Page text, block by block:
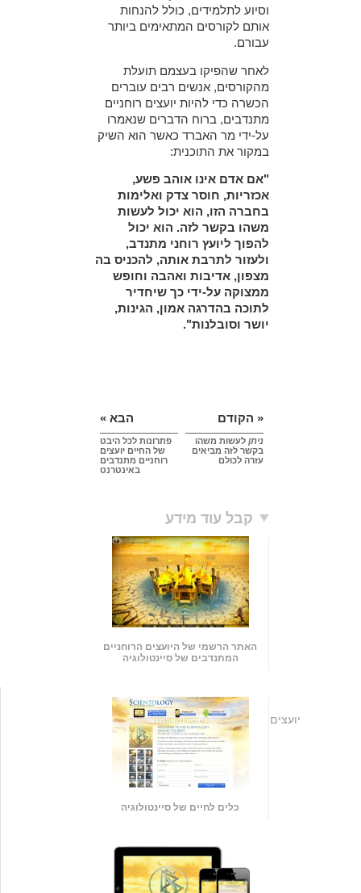
וסיוע לתלמידים, כולל להנחות
אותם לקורסים המתאימים ביותר
עבורם.
לאחר שהפיקו בעצמם תועלת
מהקורסים, אנשים רבים עוברים
הכשרה כדי להיות יועצים רוחניים
מתנדבים, ברוח הדברים שנאמרו
על-ידי מר האברד כאשר הוא השיק
במקור את התוכנית:
"אם אדם אינו אוהב פשע,
אכזריות, חוסר צדק ואלימות
בחברה הזו, הוא יכול לעשות
משהו בקשר לזה. הוא יכול
להפוך ליועץ רוחני מתנדב,
ולעזור לתרבת אותה, להכניס בה
מצפון, אדיבות ואהבה וחופש
ממצוקה על-ידי כך שיחדיר
לתוכה בהדרגה אמון, הגינות,
יושר וסובלנות".
« הקודם
ניתן לעשות משהו
בקשר לזה מביאים
עזרה לכולם
הבא »
פתרונות לכל היבט
של החיים יועצים
רוחניים מתנדבים
באינטרנט
קבל עוד מידע
האתר הרשמי של היועצים הרוחניים
המתנדבים של סיינטולוגיה
כלים לחיים של סיינטולוגיה
יועצים